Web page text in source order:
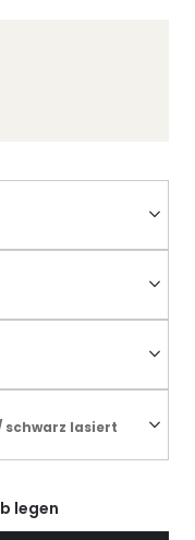
lasiert
legen